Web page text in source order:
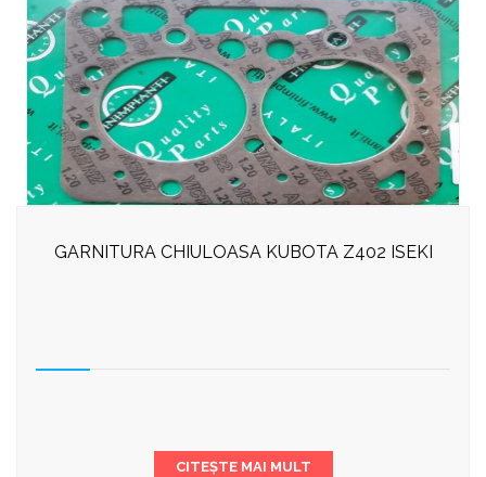
GARNITURA CHIULOASA KUBOTA Z402 ISEKI
CITEȘTE MAI MULT